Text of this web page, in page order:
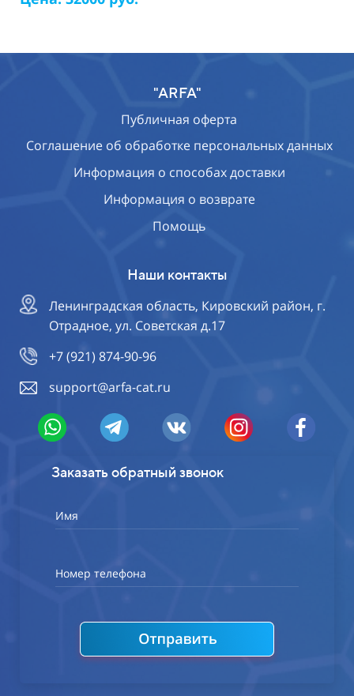
"ARFA"
Публичная оферта
Соглашение об обработке персональных данных
Информация о способах доставки
Информация о возврате
Помощь
Наши контакты
Ленинградская область, Кировский район, г.
Отрадное, ул. Советская д.17
+7 (921) 874-90-96
support@arfa-cat.ru
Заказать обратный звонок
Имя
Номер телефона